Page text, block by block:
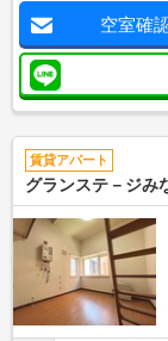
空室確
賃貸アパート
グランステ－ジみ